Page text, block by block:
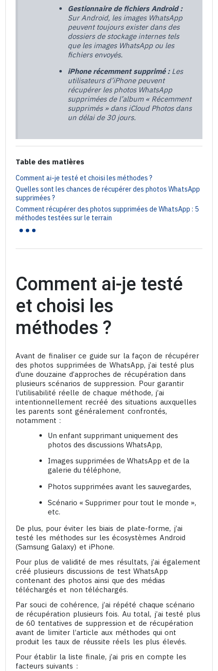
Gestionnaire de fichiers Android :
Sur Android, les images WhatsApp
peuvent toujours exister dans des
dossiers de stockage internes tels
que les images WhatsApp ou les
fichiers envoyés.
iPhone récemment supprimé :Les
utilisateurs d’iPhone peuvent
récupérer les photos WhatsApp
supprimées de l’album « Récemment
supprimés » dans iCloud Photos dans
un délai de 30 jours.
Table des matières
Comment ai-je testé et choisi les méthodes ?
Quelles sont les chances de récupérer des photos WhatsApp
supprimées ?
Comment récupérer des photos supprimées de WhatsApp : 5
méthodes testées sur le terrain
...
Comment ai-je testé
et choisi les
méthodes ?
Avant de finaliser ce guide sur la façon de récupérer
des photos supprimées de WhatsApp, j’ai testé plus
d’une douzaine d’approches de récupération dans
plusieurs scénarios de suppression. Pour garantir
l’utilisabilité réelle de chaque méthode, j’ai
intentionnellement recréé des situations auxquelles
les parents sont généralement confrontés,
notamment :
Un enfant supprimant uniquement des
photos des discussions WhatsApp,
Images supprimées de WhatsApp et de la
galerie du téléphone,
Photos supprimées avant les sauvegardes,
Scénario « Supprimer pour tout le monde »,
etc.
De plus, pour éviter les biais de plate-forme, j’ai
testé les méthodes sur les écosystèmes Android
(Samsung Galaxy) et iPhone.
Pour plus de validité de mes résultats, j’ai également
créé plusieurs discussions de test WhatsApp
contenant des photos ainsi que des médias
téléchargés et non téléchargés.
Par souci de cohérence, j’ai répété chaque scénario
de récupération plusieurs fois. Au total, j’ai testé plus
de 60 tentatives de suppression et de récupération
avant de limiter l’article aux méthodes qui ont
produit les taux de réussite réels les plus élevés.
Pour établir la liste finale, j’ai pris en compte les
facteurs suivants :